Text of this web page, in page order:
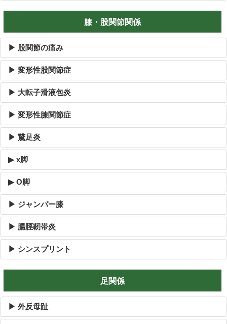
膝・股関節関係
▶ 股関節の痛み
▶ 変形性股関節症
▶ 大転子滑液包炎
▶ 変形性膝関節症
▶ 鵞足炎
▶ x脚
▶ O脚
▶ ジャンパー膝
▶ 腸脛靭帯炎
▶ シンスプリント
足関係
▶ 外反母趾